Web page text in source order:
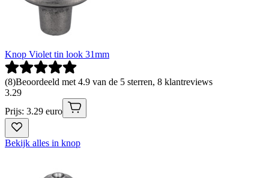
Knop Violet tin look 31mm
(8)Beoordeeld met 4.9 van de 5 sterren, 8 klantreviews
3.29
Prijs: 3.29 euro
Bekijk alles in knop